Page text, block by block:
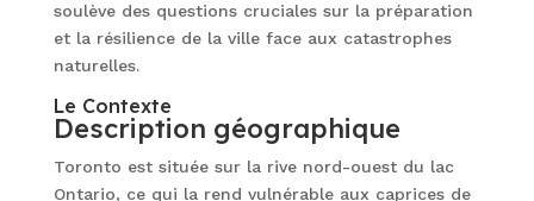
soulève des questions cruciales sur la préparation
et la résilience de la ville face aux catastrophes
naturelles.
Le Contexte
Description géographique
Toronto est située sur la rive nord-ouest du lac
Ontario, ce qui la rend vulnérable aux caprices de